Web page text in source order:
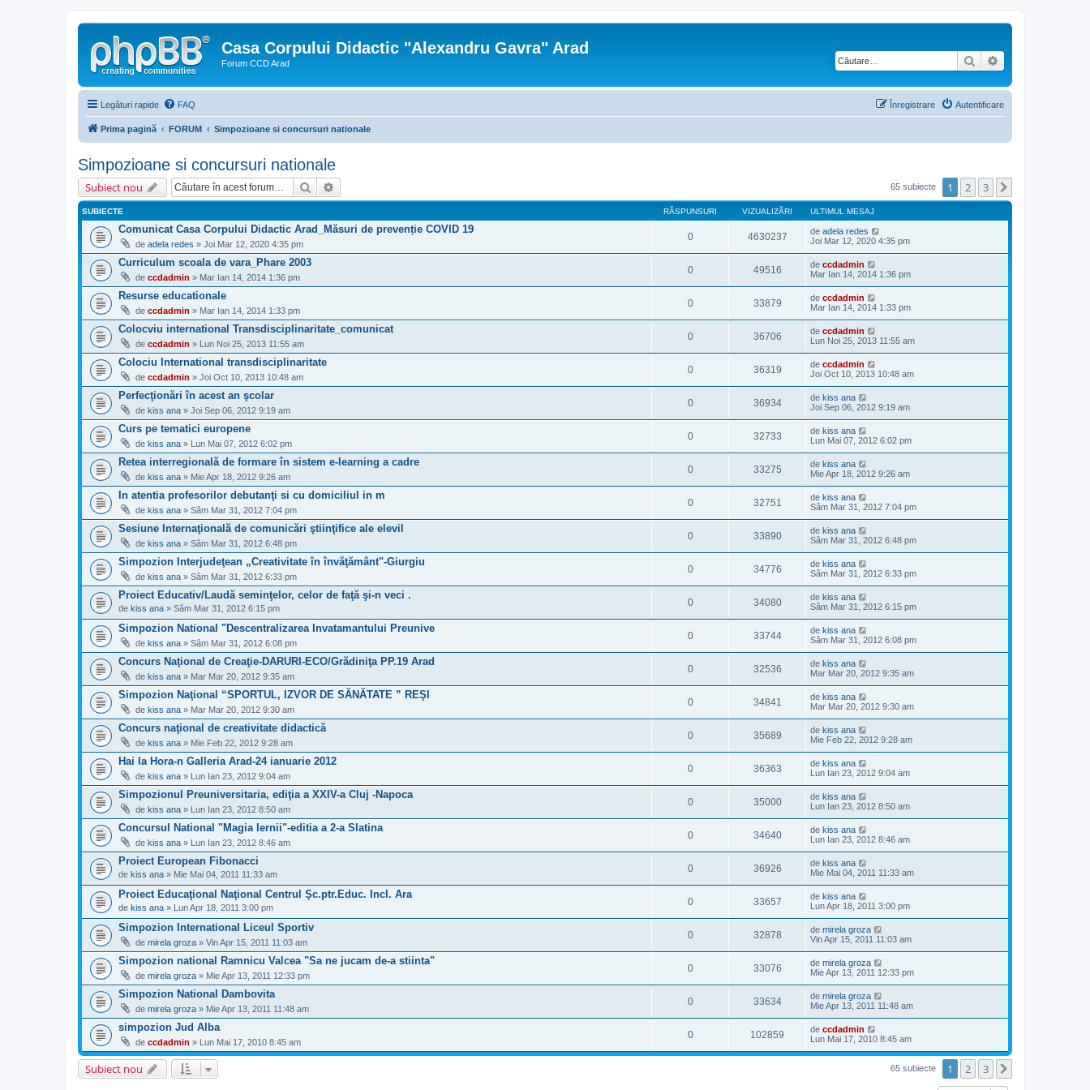
Casa Corpului Didactic "Alexandru Gavra" Arad
Forum CCD Arad Căutare
Legături rapide FAQ Autentificare
Înregistrare
Prima pagină FORUM Simpozioane si concursuri nationale
Simpozioane si concursuri nationale
Subiect nou Căutare 65 subiecte 1 2 3
SUBIECTE RĂSPUNSURI VIZUALIZĂRI ULTIMUL MESAJ
Comunicat Casa Corpului Didactic Arad_Măsuri de prevenție COVID 19
de adela redes » Joi Mar 12, 2020 4:35 pm
0 4630237 de adela redes
Joi Mar 12, 2020 4:35 pm
Curriculum scoala de vara_Phare 2003
de ccdadmin » Mar Ian 14, 2014 1:36 pm
0 49516 de ccdadmin
Mar Ian 14, 2014 1:36 pm
Resurse educationale
de ccdadmin » Mar Ian 14, 2014 1:33 pm
0 33879 de ccdadmin
Mar Ian 14, 2014 1:33 pm
Colocviu international Transdisciplinaritate_comunicat
de ccdadmin » Lun Noi 25, 2013 11:55 am
0 36706 de ccdadmin
Lun Noi 25, 2013 11:55 am
Colociu International transdisciplinaritate
de ccdadmin » Joi Oct 10, 2013 10:48 am
0 36319 de ccdadmin
Joi Oct 10, 2013 10:48 am
Perfecţionări în acest an şcolar
de kiss ana » Joi Sep 06, 2012 9:19 am
0 36934 de kiss ana
Joi Sep 06, 2012 9:19 am
Curs pe tematici europene
de kiss ana » Lun Mai 07, 2012 6:02 pm
0 32733 de kiss ana
Lun Mai 07, 2012 6:02 pm
Retea interregională de formare în sistem e-learning a cadre
de kiss ana » Mie Apr 18, 2012 9:26 am
0 33275 de kiss ana
Mie Apr 18, 2012 9:26 am
In atentia profesorilor debutanţi si cu domiciliul in m
de kiss ana » Sâm Mar 31, 2012 7:04 pm
0 32751 de kiss ana
Sâm Mar 31, 2012 7:04 pm
Sesiune Internaţională de comunicări ştiinţifice ale elevil
de kiss ana » Sâm Mar 31, 2012 6:48 pm
0 33890 de kiss ana
Sâm Mar 31, 2012 6:48 pm
Simpozion Interjudeţean „Creativitate în învăţământ"-Giurgiu
de kiss ana » Sâm Mar 31, 2012 6:33 pm
0 34776 de kiss ana
Sâm Mar 31, 2012 6:33 pm
Proiect Educativ/Laudă seminţelor, celor de faţă şi-n veci .
de kiss ana » Sâm Mar 31, 2012 6:15 pm
0 34080 de kiss ana
Sâm Mar 31, 2012 6:15 pm
Simpozion National "Descentralizarea Invatamantului Preunive
de kiss ana » Sâm Mar 31, 2012 6:08 pm
0 33744 de kiss ana
Sâm Mar 31, 2012 6:08 pm
Concurs Naţional de Creaţie-DARURI-ECO/Grădiniţa PP.19 Arad
de kiss ana » Mar Mar 20, 2012 9:35 am
0 32536 de kiss ana
Mar Mar 20, 2012 9:35 am
Simpozion Naţional “SPORTUL, IZVOR DE SĂNĂTATE ” REŞI
de kiss ana » Mar Mar 20, 2012 9:30 am
0 34841 de kiss ana
Mar Mar 20, 2012 9:30 am
Concurs naţional de creativitate didactică
de kiss ana » Mie Feb 22, 2012 9:28 am
0 35689 de kiss ana
Mie Feb 22, 2012 9:28 am
Hai la Hora-n Galleria Arad-24 ianuarie 2012
de kiss ana » Lun Ian 23, 2012 9:04 am
0 36363 de kiss ana
Lun Ian 23, 2012 9:04 am
Simpozionul Preuniversitaria, ediţia a XXIV-a Cluj -Napoca
de kiss ana » Lun Ian 23, 2012 8:50 am
0 35000 de kiss ana
Lun Ian 23, 2012 8:50 am
Concursul National "Magia Iernii"-editia a 2-a Slatina
de kiss ana » Lun Ian 23, 2012 8:46 am
0 34640 de kiss ana
Lun Ian 23, 2012 8:46 am
Proiect European Fibonacci
de kiss ana » Mie Mai 04, 2011 11:33 am
0 36926 de kiss ana
Mie Mai 04, 2011 11:33 am
Proiect Educaţional Naţional Centrul Şc.ptr.Educ. Incl. Ara
de kiss ana » Lun Apr 18, 2011 3:00 pm
0 33657 de kiss ana
Lun Apr 18, 2011 3:00 pm
Simpozion International Liceul Sportiv
de mirela groza » Vin Apr 15, 2011 11:03 am
0 32878 de mirela groza
Vin Apr 15, 2011 11:03 am
Simpozion national Ramnicu Valcea "Sa ne jucam de-a stiinta"
de mirela groza » Mie Apr 13, 2011 12:33 pm
0 33076 de mirela groza
Mie Apr 13, 2011 12:33 pm
Simpozion National Dambovita
de mirela groza » Mie Apr 13, 2011 11:48 am
0 33634 de mirela groza
Mie Apr 13, 2011 11:48 am
simpozion Jud Alba
de ccdadmin » Lun Mai 17, 2010 8:45 am
0 102859 de ccdadmin
Lun Mai 17, 2010 8:45 am
Subiect nou 65 subiecte 1 2 3